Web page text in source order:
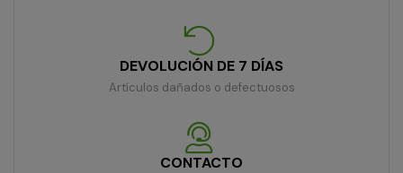
DEVOLUCIÓN DE 7 DÍAS
Artículos dañados o defectuosos
CONTACTO